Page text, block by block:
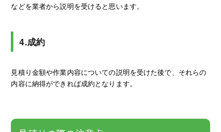
などを業者から説明を受けると思います。
4.成約
見積り金額や作業内容についての説明を受けた後で、それらの
内容に納得ができれば成約となります。